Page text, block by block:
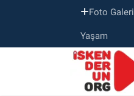
Foto Galeri
Yaşam